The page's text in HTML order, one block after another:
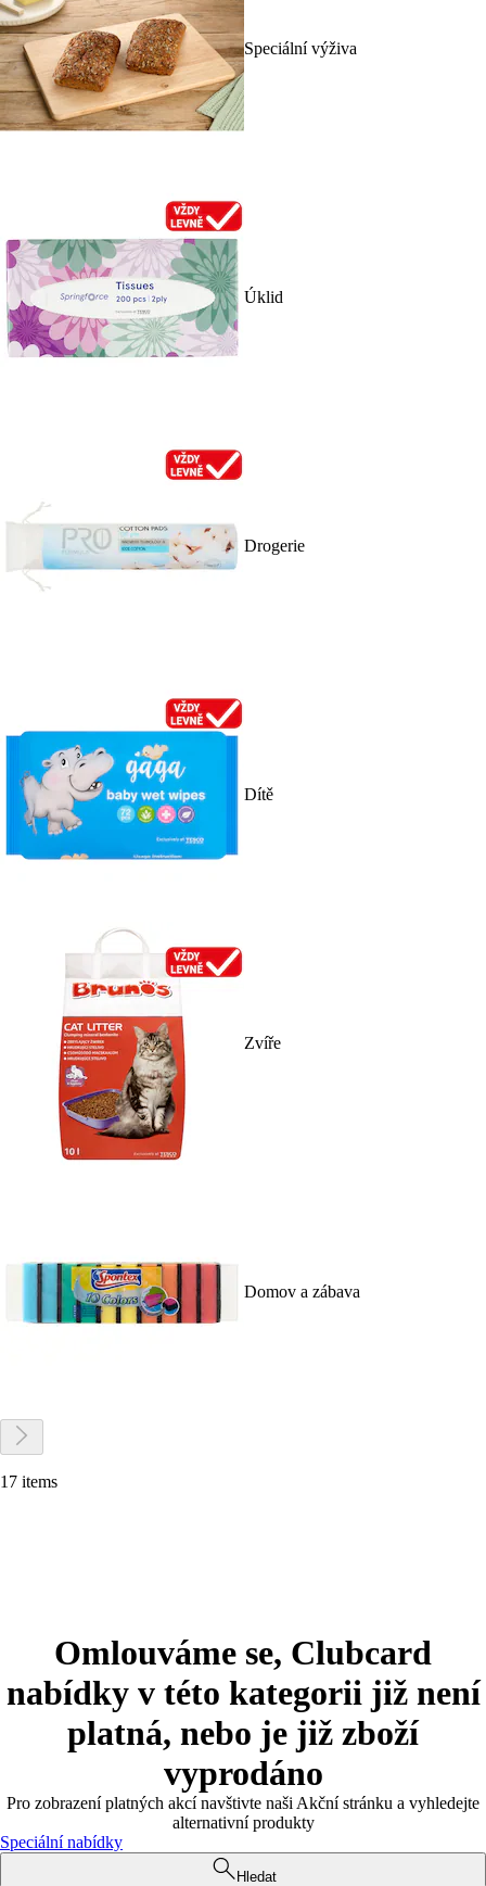
Speciální výživa
Úklid
Drogerie
Dítě
Zvíře
Domov a zábava
17 items
Omlouváme se, Clubcard
nabídky v této kategorii již není
platná, nebo je již zboží
vyprodáno
Pro zobrazení platných akcí navštivte naši Akční stránku a vyhledejte
alternativní produkty
Speciální nabídky
Hledat